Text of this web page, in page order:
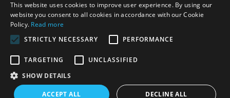
Pasadyang Halloween
Coffin Eyeshadow Palette |
Pakyawan Na Tagagawa
20-Kulay Na DIY High
Palette
Karapatang-ari © 2025 Shenzhen Thincen Technology Co., Ltd. -
www.thincen.com | Mapa ng Site
This website uses cookies to improve user experience. By using our
website you consent to all cookies in accordance with our Cookie
Policy. Read more
STRICTLY NECESSARY
PERFORMANCE
TARGETING
UNCLASSIFIED
SHOW DETAILS
ACCEPT ALL DECLINE ALL